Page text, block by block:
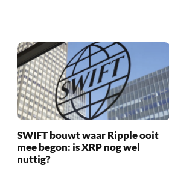
SWIFT bouwt waar Ripple ooit
mee begon: is XRP nog wel
nuttig?